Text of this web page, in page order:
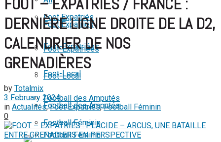
Foot Expatriés
Foot-Expatriées
Foot-Local
Football des Amputés
Football Féminin
Foot Expatriés
Foot-Expatriées
Foot-Local
Football des Amputés
Football Féminin
View All Result
FOOT – EXPATRIÉS / FRANCE :
DERNIÈRE LIGNE DROITE DE LA D2,
CALENDRIER DE NOS
GRENADIÈRES
by Totalmix
3 February 2024
in Actualités,Foot Expatriés,Football Féminin
0